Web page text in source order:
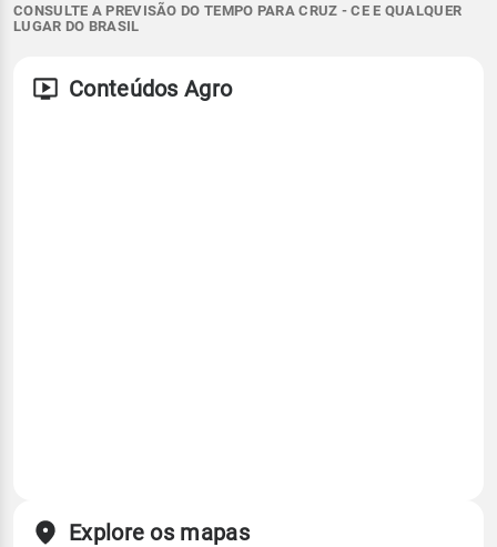
CONSULTE A PREVISÃO DO TEMPO PARA CRUZ - CE E QUALQUER
LUGAR DO BRASIL
Conteúdos Agro
Explore os mapas